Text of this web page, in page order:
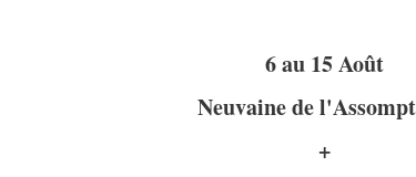
6 au 15 Août
Neuvaine de
+